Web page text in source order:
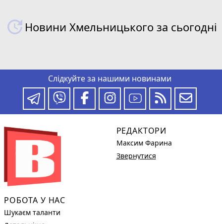
Новини Хмельницького за сьогодні
Слідкуйте за нашими новинами
РОБОТА У НАС
Шукаєм таланти
РЕДАКТОРИ
Максим Фарина
Звернутися